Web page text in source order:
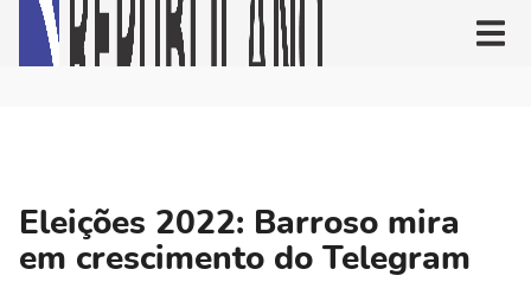
Eleições 2022: Barroso mira
em crescimento do Telegram